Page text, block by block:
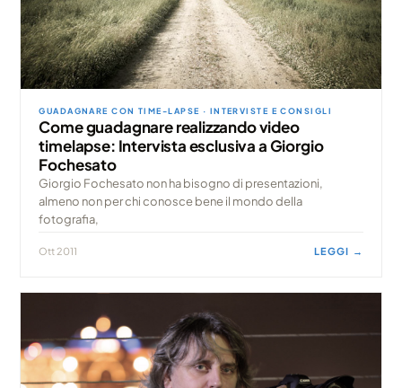
GUADAGNARE CON TIME-LAPSE · INTERVISTE E CONSIGLI
Come guadagnare realizzando video
timelapse: Intervista esclusiva a Giorgio
Fochesato
Giorgio Fochesato non ha bisogno di presentazioni,
almeno non per chi conosce bene il mondo della
fotografia,
Ott 2011 LEGGI →